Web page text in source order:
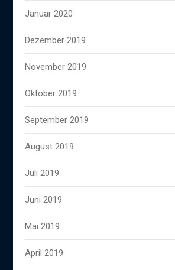
Januar 2020
Dezember 2019
November 2019
Oktober 2019
September 2019
August 2019
Juli 2019
Juni 2019
Mai 2019
April 2019